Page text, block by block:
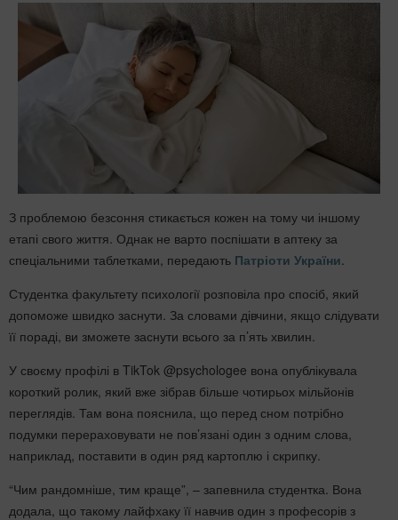
З проблемою безсоння стикається кожен на тому чи іншому
етапі свого життя. Однак не варто поспішати в аптеку за
спеціальними таблетками, передають Патріоти України
Студентка факультету психології розповіла про спосіб, який
допоможе швидко заснути. За словами дівчини, якщо слідувати
її пораді, ви зможете заснути всього за п’ять хвилин.
У своєму профілі в TikTok @psychologee вона опублікувала
короткий ролик, який вже зібрав більше чотирьох мільйонів
переглядів. Там вона пояснила, що перед сном потрібно
подумки перераховувати не пов’язані один з одним слова,
наприклад, поставити в один ряд картоплю і скрипку.
“Чим рандомніше, тим краще”, – запевнила студентка. Вона
додала, що такому лайфхаку її навчив один з професорів з